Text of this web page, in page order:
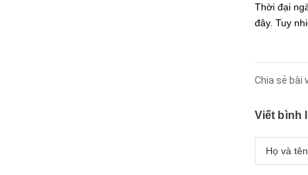
Thời đại
đây. Tuy
Chia sẻ bài
Viết bình